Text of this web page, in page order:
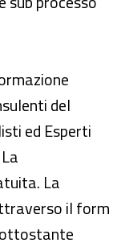
del
ed Esperti
La
il form